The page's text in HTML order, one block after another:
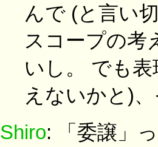
んで (と言い
スコープの考
いし。 でも
えないかと)
Shiro: 「委譲」